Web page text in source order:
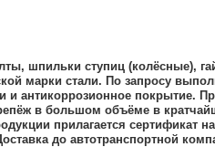
шпильки ступиц (колёсные),
марки стали. По запросу
и антикоррозионное покрытие.
в большом объёме в
прилагается сертификат
до автотранспортной